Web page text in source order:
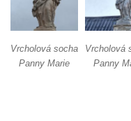
Sloup s kaplicí v
Sloup Panny Marie v
Vrcholová socha
Panny Marie
Vrcholová
Panny